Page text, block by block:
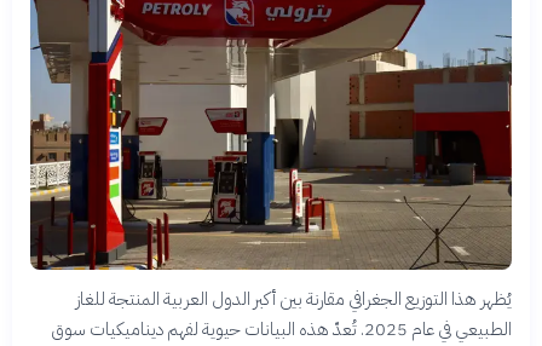
يُظهر هذا التوزيع الجغرافي مقارنة بين أكبر الدول العربية المنتجة للغاز
الطبيعي في عام 2025. تُعدّ هذه البيانات حيوية لفهم ديناميكيات سوق